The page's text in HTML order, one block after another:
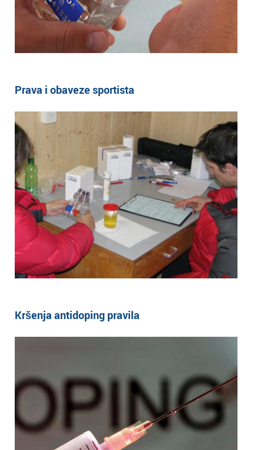
Prava i obaveze sportista
Kršenja antidoping pravila